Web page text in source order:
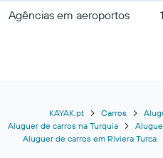
Agências em aeroportos
KAYAK.pt Carros
Aluguer de carros na Turquia
Aluguer de carros em Riviera Turca